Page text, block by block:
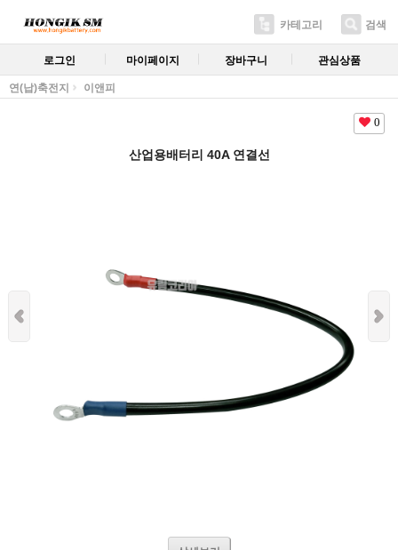
카테고리 검색
로그인 마이페이지 장바구니 관심상품
연(납)축전지 이앤피
0
산업용배터리 40A 연결선